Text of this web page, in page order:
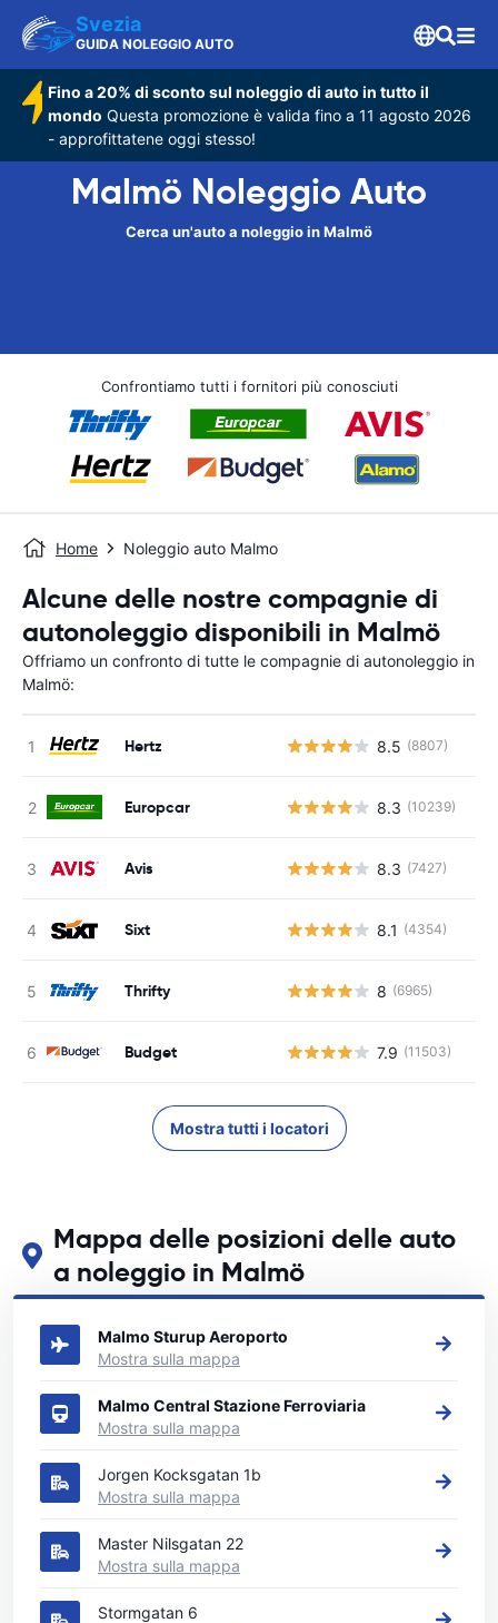
Svezia
GUIDA NOLEGGIO AUTO
Fino a 20% di sconto sul noleggio di auto in tutto il
mondo Questa promozione è valida fino a 11 agosto 2026
- approfittatene oggi stesso!
Malmö Noleggio Auto
Cerca un'auto a noleggio in Malmö
Confrontiamo tutti i fornitori più conosciuti
Home Noleggio auto Malmo
Alcune delle nostre compagnie di
autonoleggio disponibili in Malmö
Offriamo un confronto di tutte le compagnie di autonoleggio in
Malmö:
Hertz 8.5 (8807)
Europcar 8.3 (10239)
Avis 8.3 (7427)
Sixt 8.1 (4354)
Thrifty 8 (6965)
Budget 7.9 (11503)
Mostra tutti i locatori
Mappa delle posizioni delle auto
a noleggio in Malmö
Guarda le nostre principali sedi di autonoleggio in Malmö
Malmo Sturup Aeroporto
Mostra sulla mappa
Malmo Central Stazione Ferroviaria
Mostra sulla mappa
Jorgen Kocksgatan 1b
Mostra sulla mappa
Master Nilsgatan 22
Mostra sulla mappa
Stormgatan 6